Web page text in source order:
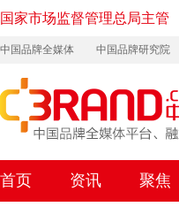
国家市场监督管理总局主管
中国品牌全媒体 中国品牌研究院
首页 资讯 聚焦